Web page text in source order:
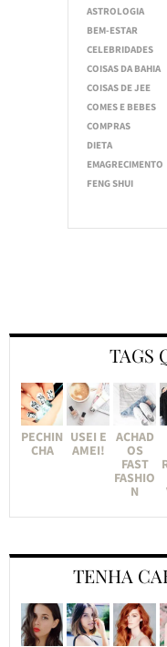
ASTROLOGIA
BEM-ESTAR
CELEBRIDADES
COISAS DA BAHIA
COISAS DE JEE
COMES E BEBES
COMPRAS
DIETA
EMAGRECIMENTO
FENG SHUI
TAGS
PECHIN
CHA
USEI E
AMEI!
ACHAD
OS
FAST
FASHIO
N
TENHA